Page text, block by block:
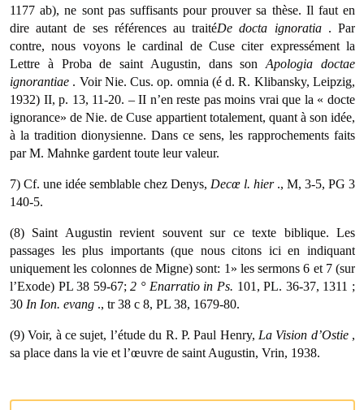
1177 ab), ne sont pas suffisants pour prouver sa thèse. Il faut en
dire autant de ses références au traitéDe docta ignoratia . Par
contre, nous voyons le cardinal de Cuse citer expressément la
Lettre à Proba de saint Augustin, dans sonApologiadoctae
ignorantiae . Voir Nie. Cus. op. omnia (é d. R. Klibansky, Leipzig,
1932) II, p. 13, 11-20. – II n’en reste pas moins vrai que la « docte
ignorance» de Nie. de Cuse appartient totalement, quant à son idée,
à la tradition dionysienne. Dans ce sens, les rapprochements faits
par M. Mahnke gardent toute leur valeur.
7) Cf. une idée semblable chez Denys, Decœ l. hier ., M, 3-5, PG 3
140-5.
(8) Saint Augustin revient souvent sur ce texte biblique. Les
passages les plus importants (que nous citons ici en indiquant
uniquement les colon­nes de Migne) sont: 1» les sermons 6 et 7 (sur
l’Exode) PL 38 59-67;2 ° Enarratio in Ps. 101, PL. 36-37, 1311 ;
30 In Ion. evang ., tr 38 c 8, PL 38, 1679-80.
(9) Voir, à ce sujet, l’étude du R. P. Paul Henry, La Vision d’Ostie ,
sa place dans la vie et l’œuvre de saint Augustin, Vrin, 1938.